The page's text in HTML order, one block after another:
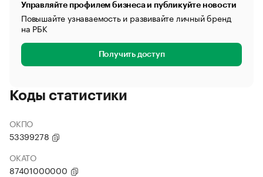
Управляйте профилем бизнеса и публикуйте новости
Повышайте узнаваемость и развивайте личный бренд
на РБК
Получить доступ
Коды статистики
ОКПО
53399278
ОКАТО
87401000000